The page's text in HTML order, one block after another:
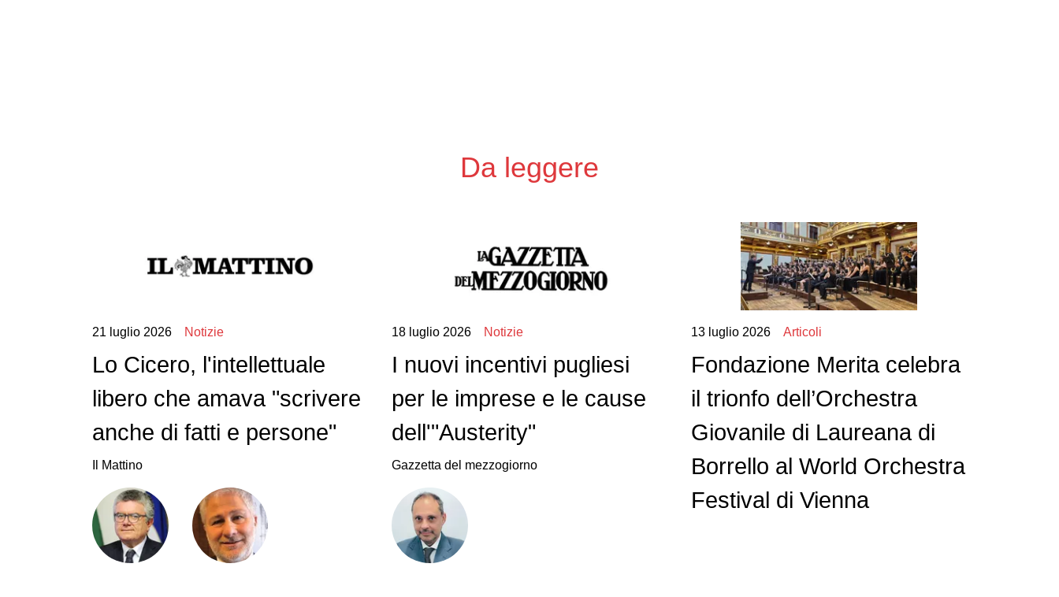
Da leggere
21 luglio 2026 Notizie
Lo Cicero, l'intellettuale
libero che amava "scrivere
anche di fatti e persone"
Il Mattino
18 luglio 2026 Notizie
I nuovi incentivi pugliesi
per le imprese e le cause
dell'"Austerity"
Gazzetta del mezzogiorno
13 luglio 2026 Articoli
Fondazione Merita celebra
il trionfo dell’Orchestra
Giovanile di Laureana di
Borrello al World Orchestra
Festival di Vienna